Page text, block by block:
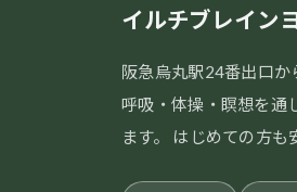
イルチブレイン
阪急烏丸駅24番出口か
呼吸・体操・瞑想を通
ます。 はじめての方も